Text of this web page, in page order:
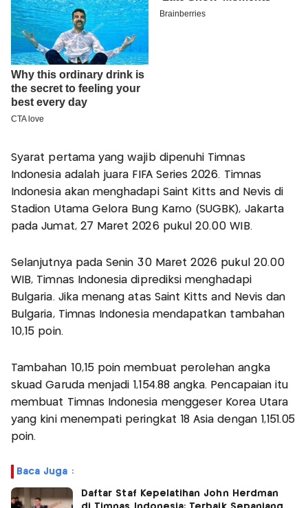
Syarat pertama yang wajib dipenuhi Timnas
Indonesia adalah juara FIFA Series 2026. Timnas
Indonesia akan menghadapi Saint Kitts and Nevis di
Stadion Utama Gelora Bung Karno (SUGBK), Jakarta
pada Jumat, 27 Maret 2026 pukul 20.00 WIB.
Selanjutnya pada Senin 30 Maret 2026 pukul 20.00
WIB, Timnas Indonesia diprediksi menghadapi
Bulgaria. Jika menang atas Saint Kitts and Nevis dan
Bulgaria, Timnas Indonesia mendapatkan tambahan
10,15 poin.
Tambahan 10,15 poin membuat perolehan angka
skuad Garuda menjadi 1,154.88 angka. Pencapaian itu
membuat Timnas Indonesia menggeser Korea Utara
yang kini menempati peringkat 18 Asia dengan 1,151.05
poin.
Baca Juga :
Daftar Staf Kepelatihan John Herdman